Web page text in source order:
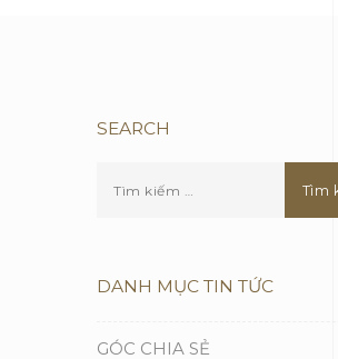
SEARCH
DANH MỤC TIN TỨC
GÓC CHIA SẺ